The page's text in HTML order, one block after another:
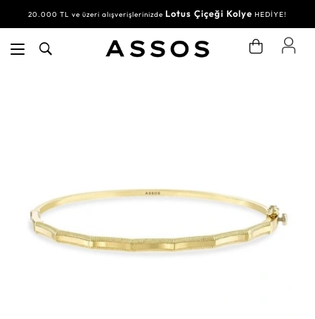
20.000 TL ve üzeri alışverişlerinizde Lotus Çiçeği Kolye HEDİYE!